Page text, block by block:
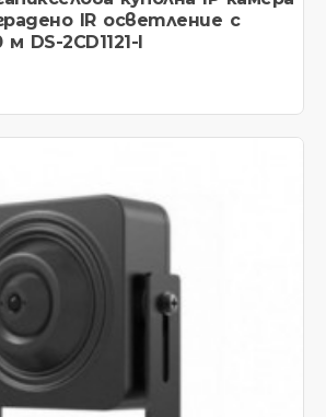
IR осветление с
DS-2CD1121-I